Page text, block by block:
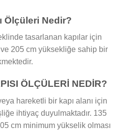
Ölçüleri Nedir?
tasarlanan kapılar için
205 cm yüksekliğe sahip bir
ÖLÇÜLERİ NEDİR?
hareketli bir kapı alanı için
ihtiyaç duyulmaktadır. 135
cm minimum yükselik olması